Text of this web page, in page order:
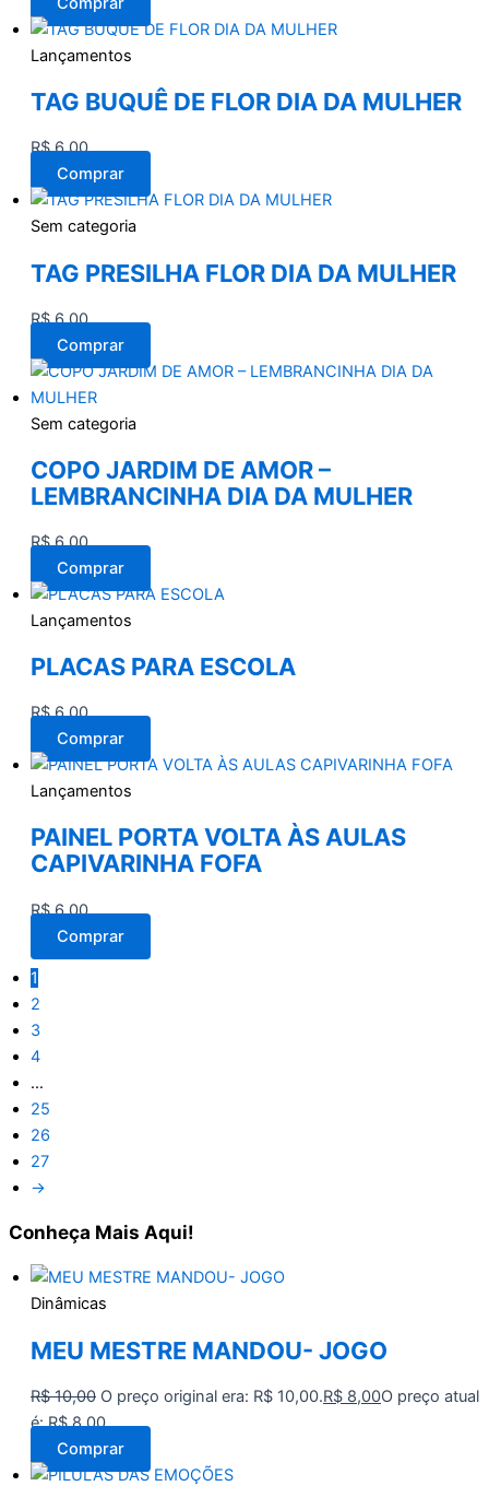
Lançamentos
TAG BUQUÊ DE FLOR DIA DA MULHER
R$6,00
Comprar
Sem categoria
TAG PRESILHA FLOR DIA DA MULHER
R$6,00
Comprar
Sem categoria
COPO JARDIM DE AMOR –
LEMBRANCINHA DIA DA MULHER
R$6,00
Comprar
Lançamentos
PLACAS PARA ESCOLA
R$6,00
Comprar
Lançamentos
PAINEL PORTA VOLTA ÀS AULAS
CAPIVARINHA FOFA
R$6,00
Comprar
1
2
3
4
…
25
26
27
→
Conheça Mais Aqui!
Dinâmicas
MEU MESTRE MANDOU- JOGO
R$10,00 O preço original era: R$ 10,00.R$ 8,00O preço atual
é: R$ 8,00.
Comprar